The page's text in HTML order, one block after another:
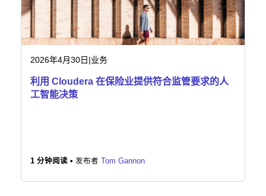
制造业
电信
2026年4月30日 |业务
利用 Cloudera 在保险业提供符合监管要求的人
工智能决策
1 分钟阅读 • 发布者 Tom Gannon